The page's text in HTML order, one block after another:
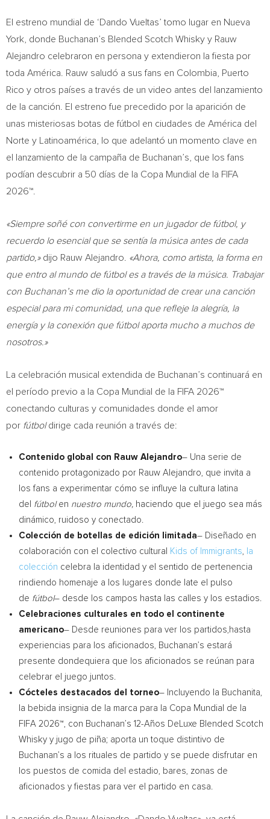
El estreno mundial de ‘Dando Vueltas’ tomo lugar en Nueva
York, donde Buchanan’s Blended Scotch Whisky y Rauw
Alejandro celebraron en persona y extendieron la fiesta por
toda América. Rauw saludó a sus fans en Colombia, Puerto
Rico y otros países a través de un video antes del lanzamiento
de la canción. El estreno fue precedido por la aparición de
unas misteriosas botas de fútbol en ciudades de América del
Norte y Latinoamérica, lo que adelantó un momento clave en
el lanzamiento de la campaña de Buchanan’s, que los fans
podían descubrir a 50 días de la Copa Mundial de la FIFA
2026™.
«Siempre soñé con convertirme en un jugador de fútbol, y
recuerdo lo esencial que se sentía la música antes de cada
partido,»dijo Rauw Alejandro. «Ahora, como artista, la forma en
que entro al mundo de fútbol es a través de la música. Trabajar
con Buchanan’s me dio la oportunidad de crear una canción
especial para mi comunidad, una que refleje la alegría, la
energía y la conexión que fútbol aporta mucho a muchos de
nosotros.»
La celebración musical extendida de Buchanan’s continuará en
el período previo a la Copa Mundial de la FIFA 2026™
conectando culturas y comunidades donde el amor
por fútboldirige cada reunión a través de:
Contenido global con Rauw Alejandro– Una serie de
contenido protagonizado por Rauw Alejandro, que invita a
los fans a experimentar cómo se influye la cultura latina
del fútbolen nuestro mundo, haciendo que el juego sea más
dinámico, ruidoso y conectado.
Colección de botellas de edición limitada– Diseñado en
colaboración con el colectivo cultural
Kids of Immigrants, la
colección celebra la identidad y el sentido de pertenencia
rindiendo homenaje a los lugares donde late el pulso
de fútbol– desde los campos hasta las calles y los estadios.
Celebraciones culturales en todo el continente
americano– Desde reuniones para ver los partidos,hasta
experiencias para los aficionados, Buchanan’s estará
presente dondequiera que los aficionados se reúnan para
celebrar el juego juntos.
Cócteles destacados del torneo– Incluyendo la Buchanita,
la bebida insignia de la marca para la Copa Mundial de la
FIFA 2026™, con Buchanan’s 12-Años DeLuxe Blended Scotch
Whisky y jugo de piña; aporta un toque distintivo de
Buchanan’s a los rituales de partido y se puede disfrutar en
los puestos de comida del estadio, bares, zonas de
aficionados y fiestas para ver el partido en casa.